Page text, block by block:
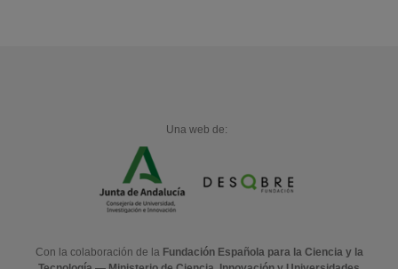
Una web de:
Con la colaboración de la Fundación Española para la Ciencia y la